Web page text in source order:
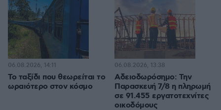
Το ταξίδι που θεωρείται το
ωραιότερο στον κόσμο
06.08.2026, 14:11
Αδειοδωρόσημο: Την
Παρασκευή 7/8 η πληρωμή
σε 91.455 εργατοτεχνίτες
οικοδόμους
06.08.2026, 13:38